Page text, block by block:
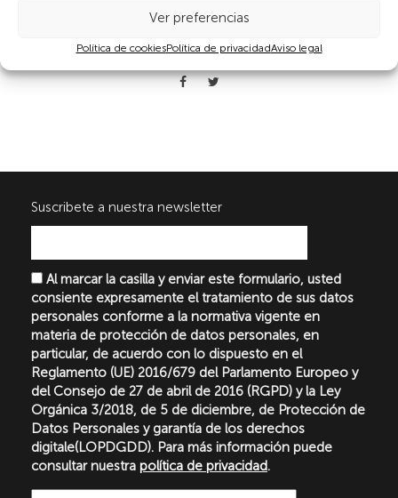
Ver preferencias
Política de cookiesPolítica de privacidadAviso legal
Compartir
Suscribete a nuestra newsletter
Al marcar la casilla y enviar este formulario, usted
consiente expresamente el tratamiento de sus datos
personales conforme a la normativa vigente en
materia de protección de datos personales, en
particular, de acuerdo con lo dispuesto en el
Reglamento (UE) 2016/679 del Parlamento Europeo y
del Consejo de 27 de abril de 2016 (RGPD) y la Ley
Orgánica 3/2018, de 5 de diciembre, de Protección de
Datos Personales y garantía de los derechos
digitale(LOPDGDD). Para más información puede
consultar nuestra política de privacidad.